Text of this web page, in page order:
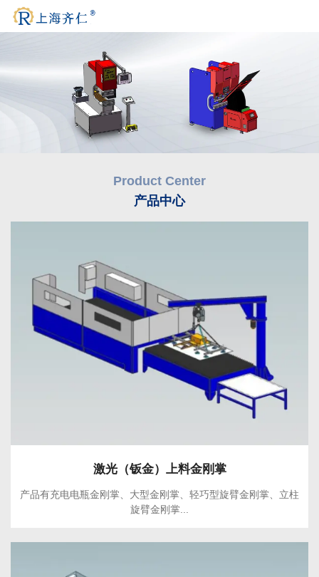
Product Center
产品中心
激光（钣金）上料金刚掌
产品有充电电瓶金刚掌、大型金刚掌、轻巧型旋臂金刚掌、立柱
旋臂金刚掌...